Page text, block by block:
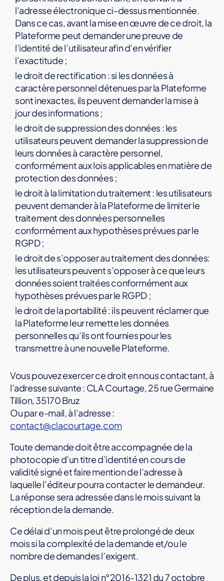
l’adresse électronique ci-dessus mentionnée.
Dans ce cas, avant la mise en œuvre de ce droit, la
Plateforme peut demander une preuve de
l’identité de l’utilisateur afin d’en vérifier
l’exactitude ;
le droit de rectification : si les données à
caractère personnel détenues par la Plateforme
sont inexactes, ils peuvent demander la mise à
jour des informations ;
le droit de suppression des données : les
utilisateurs peuvent demander la suppression de
leurs données à caractère personnel,
conformément aux lois applicables en matière de
protection des données ;
le droit à la limitation du traitement : les utilisateurs
peuvent demander à la Plateforme de limiter le
traitement des données personnelles
conformément aux hypothèses prévues par le
RGPD ;
le droit de s’opposer au traitement des données:
les utilisateurs peuvent s’opposer à ce que leurs
données soient traitées conformément aux
hypothèses prévues par le RGPD ;
le droit de la portabilité : ils peuvent réclamer que
la Plateforme leur remette les données
personnelles qu’ils ont fournies pour les
transmettre à une nouvelle Plateforme.
Vous pouvez exercer ce droit en nous contactant, à
l’adresse suivante : CLA Courtage, 25 rue Germaine
Tillion, 35170 Bruz
Ou par e-mail, à l’adresse :
contact@clacourtage.com
Toute demande doit être accompagnée de la
photocopie d’un titre d’identité en cours de
validité signé et faire mention de l’adresse à
laquelle l’éditeur pourra contacter le demandeur.
La réponse sera adressée dans le mois suivant la
réception de la demande.
Ce délai d’un mois peut être prolongé de deux
mois si la complexité de la demande et/ou le
nombre de demandes l’exigent.
De plus, et depuis la loi n°2016-1321 du 7 octobre